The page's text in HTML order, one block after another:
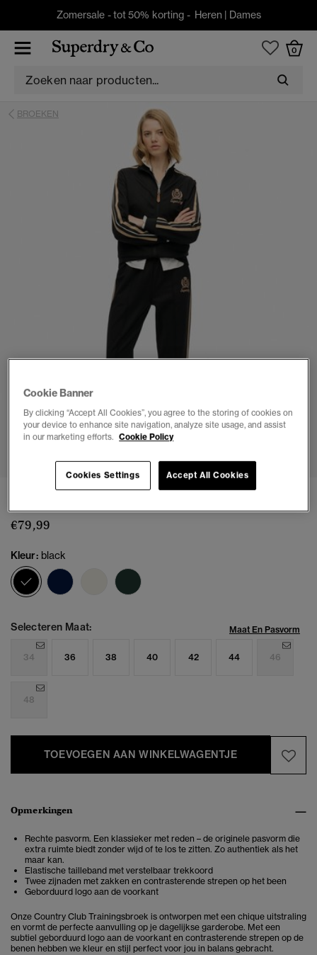
Zomersale - tot 50% korting - Heren | Dames
0
BROEKEN
1 2 3 4
€79,99
Kleur: black
geselecteerd
Selecteren Maat: Maat En Pasvorm
34 36 38 40 42 44 46
48
TOEVOEGEN AAN WINKELWAGENTJE
Opmerkingen
Rechte pasvorm. Een klassieker met reden – de originele pasvorm die
extra ruimte biedt zonder wijd of te los te zitten. Zo authentiek als het
maar kan.
Elastische tailleband met verstelbaar trekkoord
Twee zijnaden met zakken en contrasterende strepen op het been
Geborduurd logo aan de voorkant
Onze Country Club Trainingsbroek is ontworpen met een chique uitstraling
en vormt de perfecte aanvulling op je dagelijkse garderobe. Met een
subtiel geborduurd logo aan de voorkant en contrasterende strepen op de
benen hebben we kleur en stijl perfect voor jou in balans gebracht.
Cookie Banner
By clicking “Accept All Cookies”, you agree to the storing of cookies on
your device to enhance site navigation, analyze site usage, and assist
in our marketing efforts. Cookie Policy
Cookies Settings Accept All Cookies